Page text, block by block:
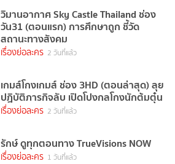
วิมานอากาศ Sky Castle Thailand ช่อง
วัน31 (ตอนแรก) การศึกษาถูก ชี้วัด
สถานะทางสังคม
เรื่องย่อละคร 2 วันที่แล้ว
เกมส์โกงเกมส์ ช่อง 3HD (ตอนล่าสุด) ลุย
ปฏิบัติภารกิจลับ เปิดโปงกลโกงนักต้มตุ๋น
เรื่องย่อละคร 2 วันที่แล้ว
รักษ์ ดูทุกตอนทาง TrueVisions NOW
เรื่องย่อละคร 1 วันที่แล้ว